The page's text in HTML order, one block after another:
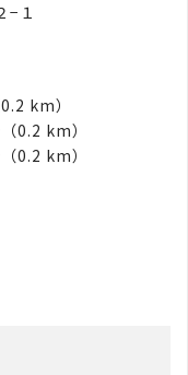
−１
km）
0.2 km）
0.2 km）